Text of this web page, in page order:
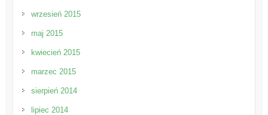
wrzesień 2015
maj 2015
kwiecień 2015
marzec 2015
sierpień 2014
lipiec 2014